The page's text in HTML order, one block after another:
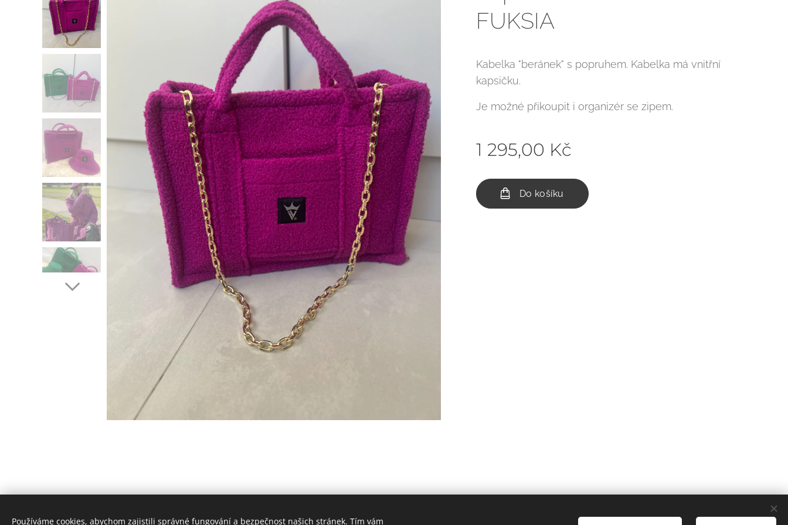
FUKSIA
Kabelka "beránek" s popruhem. Kabelka má vnitřní
kapsičku.
Je možné přikoupit i organizér se zipem.
1 295,00 Kč
Do košíku
BY IV COLLECTION, Všechna práva vyhrazena 2023
Používáme cookies, abychom zajistili správné fungování a bezpečnost našich stránek. Tím vám